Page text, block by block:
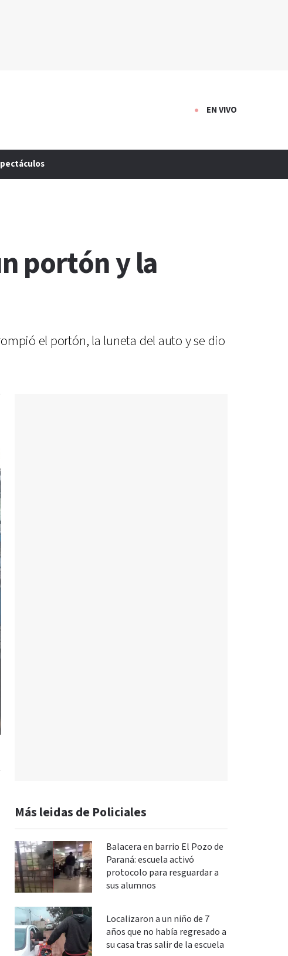
EN VIVO
portón y la
el portón, la luneta del auto y se dio
Más leidas de Policiales
Balacera en barrio El Pozo de
Paraná: escuela activó
protocolo para resguardar a
sus alumnos
Localizaron a un niño de 7
años que no había regresado a
su casa tras salir de la escuela